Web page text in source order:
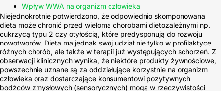
Wpływ WWA na organizm człowieka
Niejednokrotnie potwierdzono, że odpowiednio skomponowana
dieta może chronić przed wieloma chorobami dietozależnymi np.
cukrzycą typu 2 czy otyłością, które predysponują do rozwoju
nowotworów. Dieta ma jednak swój udział nie tylko w profilaktyce
różnych chorób, ale także w terapii już występujących schorzeń. Z
obserwacji klinicznych wynika, że niektóre produkty żywnościowe,
powszechnie uznane są za oddziałujące korzystnie na organizm
człowieka oraz dostarczające konsumentowi pozytywnych
bodźców zmysłowych (sensorycznych) mogą w rzeczywistości